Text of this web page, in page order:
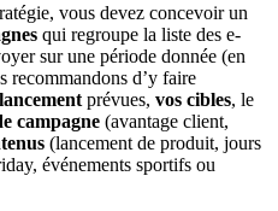
vous devez concevoir un
qui regroupe la liste des e-
sur une période donnée (en
recommandons d’y faire
prévues, vos cibles, le
campagne (avantage client,
(lancement de produit, jours
événements sportifs ou